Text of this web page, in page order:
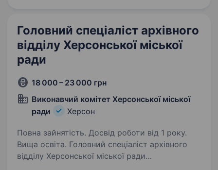
Головний спеціаліст архівного
відділу Херсонської міської
ради
18 000 – 23 000 грн
Виконавчий комітет Херсонської міської
ради
Херсон
Повна зайнятість. Досвід роботи від 1 року.
Вища освіта. Головний спеціаліст архівного
відділу Херсонської міської ради